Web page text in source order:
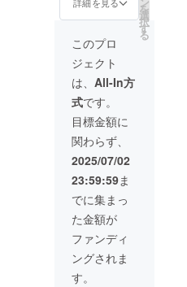
のみで
す。時
間は、
60分～
90分と
させて
頂きま
す。 ・
受講定
員は１
回３名
迄とさ
せて頂
きま
す。 ・
会場ま
での交
通費や
掲示、
イベン
トなど
を開催
できま
す。 ③
注意事
項： ・
内装を
変えた
り、改
修工事
などは
できま
せん。
・利用
できる
部屋は
原則一
部屋
DeafHe
art（宅
ろう所
太陽と
月）の
社員１
名を講
師に迎
えて、
手話指
導や介
護指導
など研
修を受
けるこ
とがで
きま
す。 ②
提供方
法：講
を
選
択
す
る
このプロ
ジェクト
は、 All-In方
式です。
目標金額に
関わらず、
2025/07/02
23:59:59ま
でに集まっ
た金額が
ファンディ
ングされま
す。